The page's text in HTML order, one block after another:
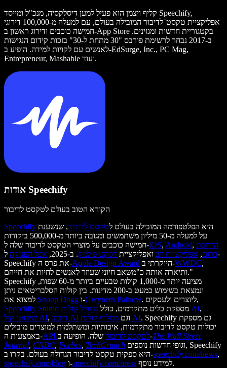
קליף ויצמן הוא פעיל למען דיסלקסיה, מנכ"ל ומייסד Speechify,
אפליקציית טקסט־לדיבור המובילה בעולם, עם למעלה מ-100,000 דירוגי
חמישה כוכבים ודירוג ראשון ב-App Store בקטגוריית חדשות ומגזינים.
ב-2017 נבחר לרשימת פורבס "30 מתחת ל-30" בזכות קידום הנגישות
לאנשים עם לקויות למידה. הופיע ב-EdSurge, Inc., PC Mag,
Entrepreneur, Mashable ועוד.
אודות Speechify
הקורא הטוב בעולם לטקסט לדיבור
Speechify
היא הפלטפורמה המובילה בעולם לטקסט לדיבור, שנשענת
על למעלה מ-50 מיליון משתמשים ומגובה ביותר מ-500,000 ביקורות
חמישה כוכבים על מוצרי הטקסט לדיבור שלה ל-iOS, Android, הרחבת
כרום, אפליקציית ווב ואפליקציית דסקטופ למק. ב-2025, אפל העניקה ל-
Speechify את פרס ה-Apple Design Award היוקרתי ב-WWDC,
ותיארה אותה כ"משאב חיוני שעוזר לאנשים לחיות את חייהם."
Speechify מציעה יותר מ-1,000 קולות טבעיים ביותר מ-60 שפות,
ונמצאת בשימוש כמעט ב-200 מדינות. בין קולות הסלבריטאים ניתן
Snoop Dogg ו-Gwyneth Paltrow
. ליוצרים ולעסקים,
Speechify Studio
מספקת כלים מתקדמים, כולל מחולל קולות AI,
שיבוטי קול AI, דיבוב AI וגם מחליף קולות AI. Speechify גם מספקת
יכולות טקסט לדיבור מתקדמות, איכותיות ומשתלמות למוצרים מובילים
באמצעות ה-
API לטקסט לדיבורשלה. הופיעה ב-The Wall Street
Journal, CNBC, Forbes, TechCrunch
היא ספקית טקסט לדיבור הגדולה בעולם. בקרו ב-speechify.com/news,
speechify.com/blog ו-speechify.com/press למידע נוסף.